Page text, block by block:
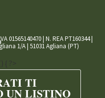
01565140470 | N. REA PT160344 |
1/A | 51031 Agliana (PT)
{ ?>